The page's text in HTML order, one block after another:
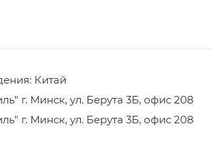
Китай
г. Минск, ул. Берута 3Б, офис 208
г. Минск, ул. Берута 3Б, офис 208